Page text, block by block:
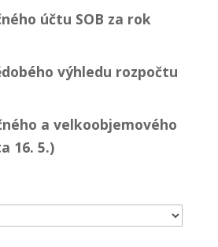
účtu SOB za rok
výhledu rozpočtu
a velkoobjemového
16. 5.)